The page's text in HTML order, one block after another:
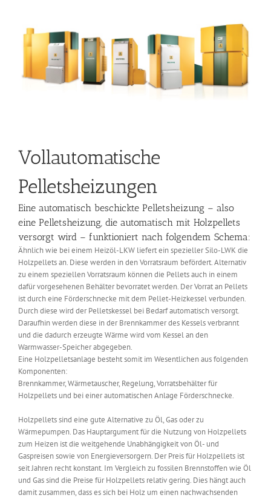
Vollautomatische
Pelletsheizungen
Eine automatisch beschickte Pelletsheizung – also
eine Pelletsheizung, die automatisch mit Holzpellets
versorgt wird – funktioniert nach folgendem Schema:
Ähnlich wie bei einem Heizöl-LKW liefert ein spezieller Silo-LWK die
Holzpellets an. Diese werden in den Vorratsraum befördert. Alternativ
zu einem speziellen Vorratsraum können die Pellets auch in einem
dafür vorgesehenen Behälter bevorratet werden. Der Vorrat an Pellets
ist durch eine Förderschnecke mit dem Pellet-Heizkessel verbunden.
Durch diese wird der Pelletskessel bei Bedarf automatisch versorgt.
Daraufhin werden diese in der Brennkammer des Kessels verbrannt
und die dadurch erzeugte Wärme wird vom Kessel an den
Warmwasser-Speicher abgegeben.
Eine Holzpelletsanlage besteht somit im Wesentlichen aus folgenden
Komponenten:
Brennkammer, Wärmetauscher, Regelung, Vorratsbehälter für
Holzpellets und bei einer automatischen Anlage Förderschnecke.
Holzpellets sind eine gute Alternative zu Öl, Gas oder zu
Wärmepumpen. Das Hauptargument für die Nutzung von Holzpellets
zum Heizen ist die weitgehende Unabhängigkeit von Öl- und
Gaspreisen sowie von Energieversorgern. Der Preis für Holzpellets ist
seit Jahren recht konstant. Im Vergleich zu fossilen Brennstoffen wie Öl
und Gas sind die Preise für Holzpellets relativ gering. Dies hängt auch
damit zusammen, dass es sich bei Holz um einen nachwachsenden